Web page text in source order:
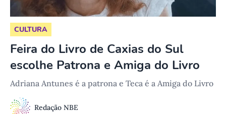
CULTURA
Feira do Livro de Caxias do Sul
escolhe Patrona e Amiga do Livro
Adriana Antunes é a patrona e Teca é a Amiga do Livro
Redação NBE